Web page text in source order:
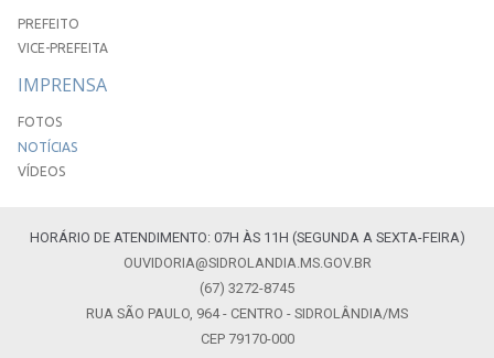
PREFEITO
VICE-PREFEITA
IMPRENSA
FOTOS
NOTÍCIAS
VÍDEOS
HORÁRIO DE ATENDIMENTO: 07H ÀS 11H (SEGUNDA A SEXTA-FEIRA)
OUVIDORIA@SIDROLANDIA.MS.GOV.BR
(67) 3272-8745
RUA SÃO PAULO, 964 - CENTRO - SIDROLÂNDIA/MS
CEP 79170-000